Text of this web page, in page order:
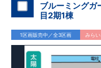
耐震、制震に優れた【ダン
たっぷり収納の【ウ
スキップ】
マルチスキップを明るく照
雨の日も安心な【屋根下バ
号棟、雨の日でも安心で
ブルーミングガ
目2期1棟
1区画販売中／全3区画 みら